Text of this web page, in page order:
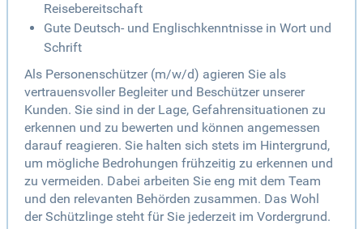
Reisebereitschaft
Gute Deutsch- und Englischkenntnisse in Wort und
Schrift
Als Personenschützer (m/w/d) agieren Sie als
vertrauensvoller Begleiter und Beschützer unserer
Kunden. Sie sind in der Lage, Gefahrensituationen zu
erkennen und zu bewerten und können angemessen
darauf reagieren. Sie halten sich stets im Hintergrund,
um mögliche Bedrohungen frühzeitig zu erkennen und
zu vermeiden. Dabei arbeiten Sie eng mit dem Team
und den relevanten Behörden zusammen. Das Wohl
der Schützlinge steht für Sie jederzeit im Vordergrund.